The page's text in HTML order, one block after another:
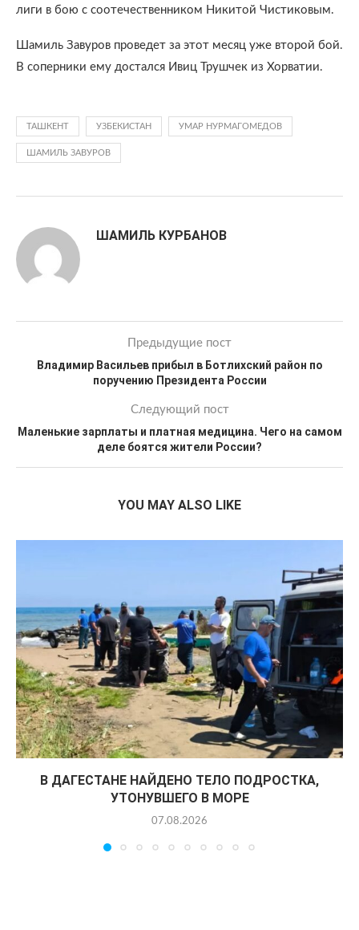
лиги в бою с соотечественником Никитой Чистиковым.
Шамиль Завуров проведет за этот месяц уже второй бой.
В соперники ему достался Ивиц Трушчек из Хорватии.
ТАШКЕНТ УЗБЕКИСТАН УМАР НУРМАГОМЕДОВ
ШАМИЛЬ ЗАВУРОВ
ШАМИЛЬ КУРБАНОВ
Предыдущие пост
Владимир Васильев прибыл в Ботлихский район по
поручению Президента России
Следующий пост
Маленькие зарплаты и платная медицина. Чего на самом
деле боятся жители России?
YOU MAY ALSO LIKE
В ДАГЕСТАНЕ НАЙДЕНО ТЕЛО ПОДРОСТКА,
УТОНУВШЕГО В МОРЕ
07.08.2026